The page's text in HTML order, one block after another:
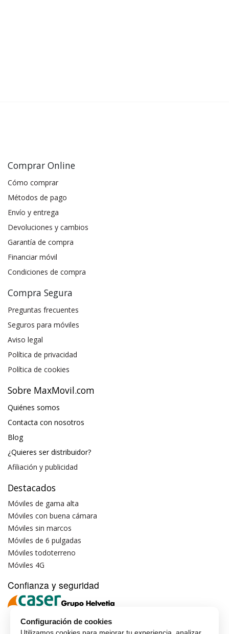
Comprar Online
Cómo comprar
Métodos de pago
Envío y entrega
Devoluciones y cambios
Garantía de compra
Financiar móvil
Condiciones de compra
Compra Segura
Preguntas frecuentes
Seguros para móviles
Aviso legal
Política de privacidad
Política de cookies
Sobre MaxMovil.com
Quiénes somos
Contacta con nosotros
Blog
¿Quieres ser distribuidor?
Afiliación y publicidad
Destacados
Móviles de gama alta
Móviles con buena cámara
Móviles sin marcos
Móviles de 6 pulgadas
Móviles todoterreno
Móviles 4G
Confianza y seguridad
Configuración de cookies